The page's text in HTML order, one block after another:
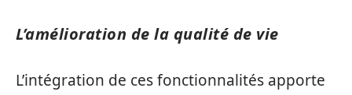
L’amélioration de la qualité de vie
L’intégration de ces fonctionnalités apporte